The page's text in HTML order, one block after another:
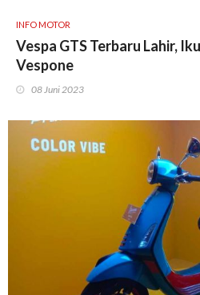
INFO MOTOR
Vespa GTS Terbaru Lahir,
Vespone
08 Juni 2023